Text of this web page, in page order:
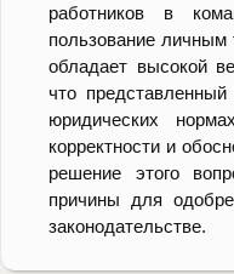
работников в
пользование
обладает высокой
что
юридических
корректности и
решение этого
причины для
законодательстве.